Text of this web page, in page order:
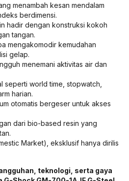
menambah kesan mendalam
berdimensi.
hadir dengan konstruksi kokoh
tangan.
mengakomodir kemudahan
gelap.
menemani aktivitas air dan
seperti world time, stopwatch,
harian.
otomatis bergeser untuk akses
dari bio-based resin yang
Market), eksklusif hanya dirilis
teknologi, serta gaya